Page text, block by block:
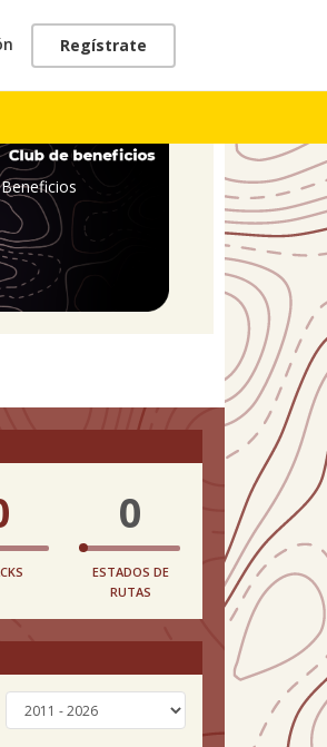
Regístrate
0
ESTADOS DE
RUTAS